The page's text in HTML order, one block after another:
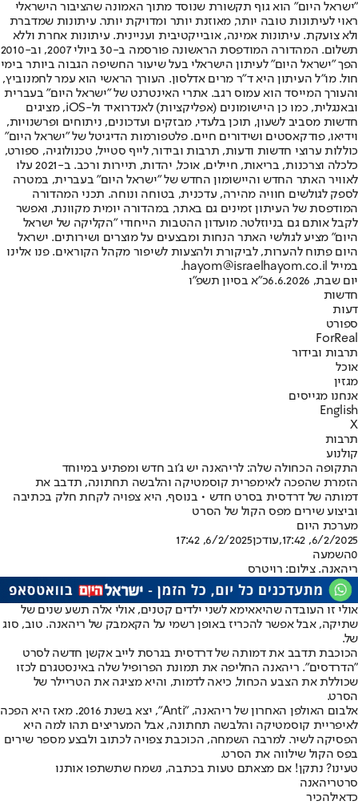
"ישראל היום" הוא גוף תקשורת שנוסד מתוך האמונה שהציבור הישראלי
ראוי לעיתונות טובה יותר, מאוזנת יותר ומדויקת יותר. עיתונות שמדברת
ולא צועקת. עיתונות אמינה, אובייקטיבית ועניינית. עיתונות אחרת וללא
תשלום. המהדורה המודפסת הראשונה פורסמה ב-30 ביולי 2007, וב-2010
הפך "ישראל היום" לעיתון הישראלי בעל שיעור החשיפה הגבוה ביותר בימי
חול. מו"ל העיתון היא ד"ר מרים אדלסון. העורך הראשי הוא עמר לחמנוביץ,
והעורך המייסד הוא עמוס רגב. אתרי האינטרנט של "ישראל היום" בעברית
ובאנגלית, כמו כן היישומונים (אפליקציות) לאנדרואיד ול-iOS, מציגים
חדשות מסביב לשעון, תוכן בלעדי, מבזקים ועדכונים, ניתוחים ופרשנויות,
וידיאו, פודקאסטים ושידורים חיים. פלטפורמות הדיגיטל של "ישראל היום"
כוללות ערוצי חדשות ודעות, תרבות ובידור, לייף סטייל, טכנולוגיה, ספורט,
כלכלה וצרכנות, בריאות, חיילים, אוכל, יהדות, תיירות ורכב. ב-2021 עלו
לאוויר האתר החדש והיישומון החדש של "ישראל היום" בעברית, במטרה
לספק לגולשים חוויה מהירה, עדכנית, בטוחה ונוחה. תכני המהדורה
המודפסת של העיתון זמינים גם באתר, במהדורה יומית מקוונת, ואפשר
לקבל אותם גם בניוזלטר. מועדון ההטבות הייחודי "הקליקה של ישראל
היום" מציע לגולשי האתר הנחות ומבצעים על מוצרים ושירותים. ישראל
היום פתוח להערות, לביקורת ולהצעות לשיפור מקהל הקוראים. פנו אלינו
במייל hayom@israelhayom.co.il.
יום שבת, 6.6.2026
כ"א בסיון תשפ"ו
חדשות
דעות
ספורט
ForReal
תרבות ובידור
אוכל
מגזין
אנחנו מגייסים
English
X
תרבות
קולנוע
התקופה הכחולה שלה: לריהאנה יש ג'וב חדש ומפתיע במיוחד
הזמרת שהפכה לאימפרית קוסמטיקה והלבשה תחתונה, תדבב את
דמותה של דרדסית בסרט חדש • בנוסף, היא צפויה לקחת חלק בכתיבה
וביצוע שירים מפס הקול של הסרט
מערכת היום
6/2/2025, 17:42
,עודכן6/2/2025, 17:42
0השמעה
ריהאנה. צילום: רויטרס
אולי זו העובדה שהיאאימא לשני ילדים קטנים, אולי אלה תשע שנים של
שתיקה, אבל אפשר להכריז באופן רשמי על הקאמבק של ריהאנה. טוב, סוג
של.
הכוכבת תדבב את דמותה של דרדסית בגרסת לייב אקשן חדשה לסרט
"הדרדסים". ריהאנה החליפה את תמונת הפרופיל שלה באינסטגרם לכזו
שכוללת את הצבע הכחול, כיאה לדמות, והיא מציגה את הטריילר של
הסרט.
אלבום האולפן האחרון של ריהאנה, "Anti", יצא בשנת 2016. מאז היא הפכה
לאיפריית קוסמטיקה והלבשה תחתונה, אבל המעריצים תהו למה היא
הפסיקה לשיר. למרבה השמחה, הכוכבת צפויה לכתוב ולבצע מספר שירים
בפס הקול שילווה את הסרט.
טעינו? נתקן! אם מצאתם טעות בכתבה, נשמח שתשתפו אותנו
סרטריהאנה
כדאילהכיר